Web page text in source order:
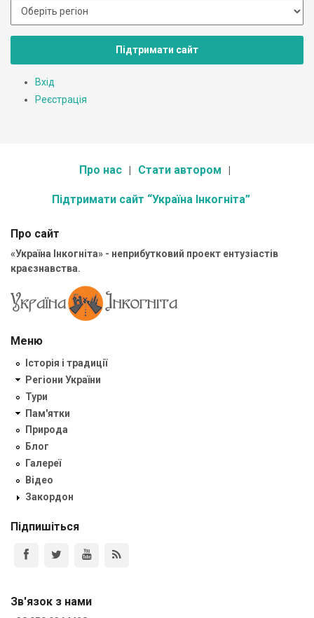
Підтримати сайт
Вхід
Реєстрація
Про нас Стати автором
Підтримати сайт “Україна Інкогніта”
Про сайт
«Україна Інкогніта» - неприбутковий проект ентузіастів
краєзнавства.
Меню
Історія і традиції
Регіони України
Тури
Пам'ятки
Природа
Блог
Галереї
Відео
Закордон
Підпишіться
Зв'язок з нами